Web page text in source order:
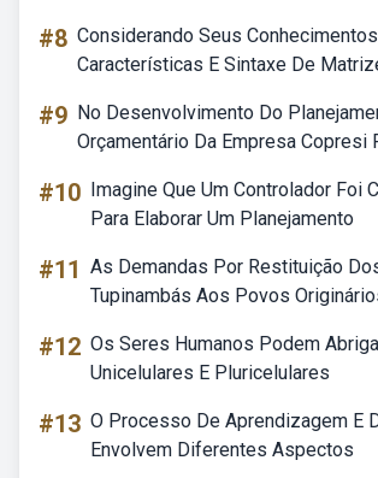
#8 Considerando Seus
Características E Sintaxe De
#9 No Desenvolvimento Do
Orçamentário Da Empresa Copresi
#10 Imagine Que Um Controlador Foi
Para Elaborar Um Planejamento
#11 As Demandas Por Restituição
Tupinambás Aos Povos
#12 Os Seres Humanos Podem
Unicelulares E Pluricelulares
#13 O Processo De Aprendizagem E
Envolvem Diferentes Aspectos